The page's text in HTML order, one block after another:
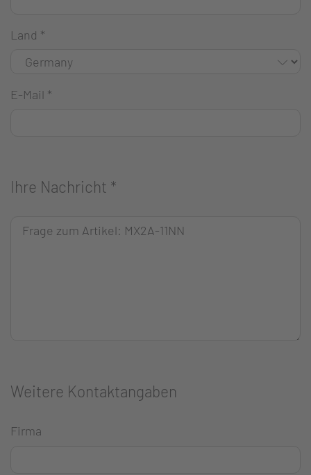
Land *
E-Mail *
Ihre Nachricht *
Weitere Kontaktangaben
Firma